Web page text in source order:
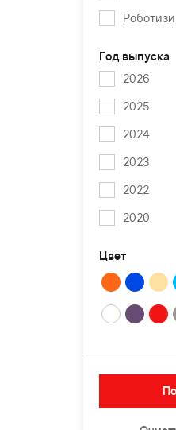
Год выпуска
2026
2025
2024
2023
2022
2020
Цвет